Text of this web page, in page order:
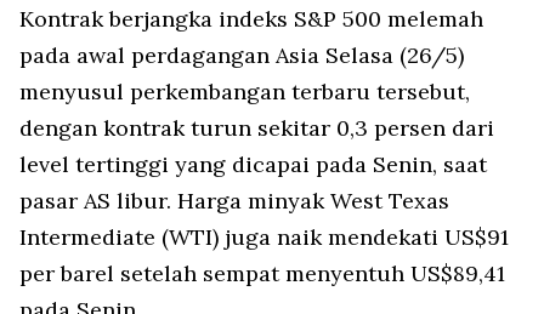
Kontrak berjangka indeks S&P 500 melemah
pada awal perdagangan Asia Selasa (26/5)
menyusul perkembangan terbaru tersebut,
dengan kontrak turun sekitar 0,3 persen dari
level tertinggi yang dicapai pada Senin, saat
pasar AS libur. Harga minyak West Texas
Intermediate (WTI) juga naik mendekati US$91
per barel setelah sempat menyentuh US$89,41